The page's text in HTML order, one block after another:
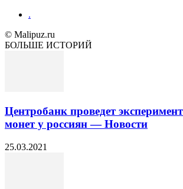
.
© Malipuz.ru
БОЛЬШЕ ИСТОРИЙ
Центробанк проведет
монет у россиян — Новости
25.03.2021